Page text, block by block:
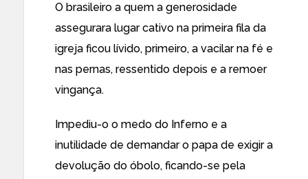
O brasileiro a quem a generosidade
assegurara lugar cativo na primeira fila da
igreja ficou lívido, primeiro, a vacilar na fé e
nas pernas, ressentido depois e a remoer
vingança.
Impediu-o o medo do Inferno e a
inutilidade de demandar o papa de exigir a
devolução do óbolo, ficando-se pela